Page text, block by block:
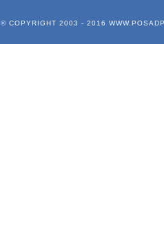
© COPYRIGHT 2003 - 2016